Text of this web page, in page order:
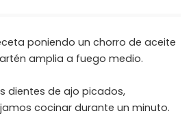
poniendo un chorro de aceite
amplia a fuego medio.
dientes de ajo picados,
cocinar durante un minuto.